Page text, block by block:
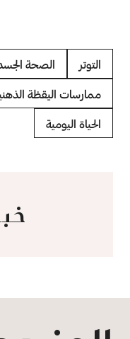
التوتر الصحة
ممارسات اليقظة
الحياة اليومية